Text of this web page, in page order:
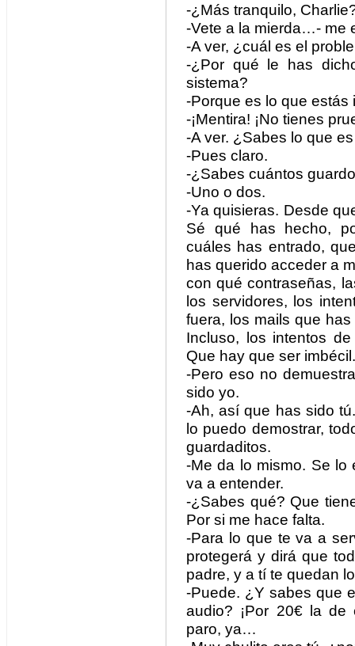
-¿Más tranquilo,
-Vete a la mierda…- me
-A ver, ¿cuál es el
-¿Por qué le has
sistema?
-Porque es lo que
-¡Mentira! ¡No tienes
-A ver. ¿Sabes lo que
-Pues claro.
-¿Sabes cuántos
-Uno o dos.
-Ya quisieras. Desde
Sé qué has hecho,
cuáles has entrado,
has querido acceder a
con qué contraseñas,
los servidores, los
fuera, los mails que
Incluso, los intentos
Que hay que ser imbécil.
-Pero eso no
sido yo.
-Ah, así que has sido
lo puedo demostrar,
guardaditos.
-Me da lo mismo. Se
va a entender.
-¿Sabes qué? Que
Por si me hace falta.
-Para lo que te va a
protegerá y dirá que
padre, y a tí te quedan
-Puede. ¿Y sabes que
audio? ¡Por 20€ la
paro, ya…